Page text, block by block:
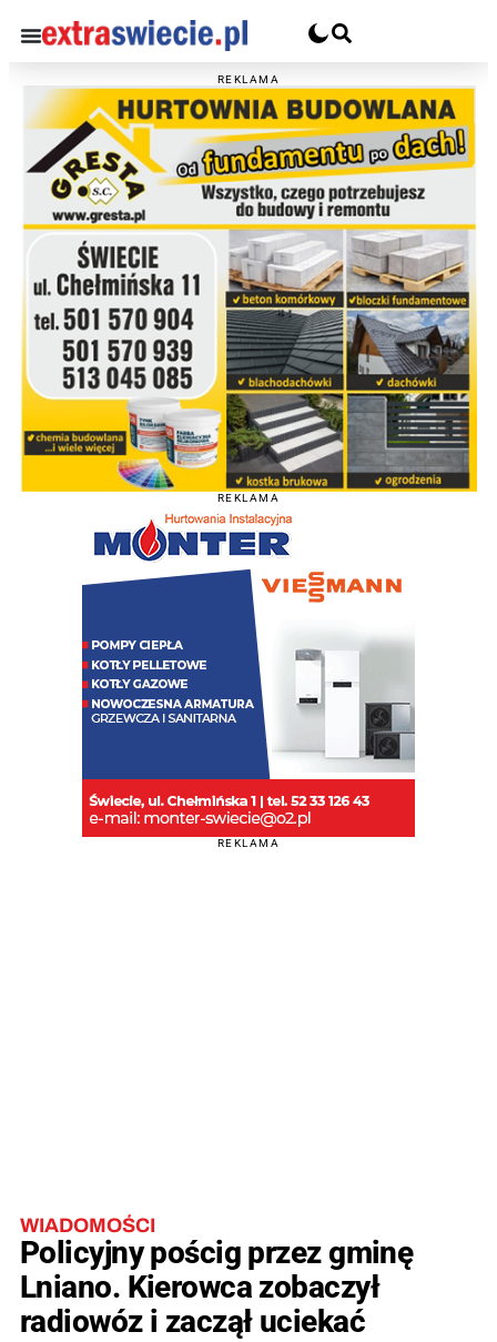
REKLAMA
REKLAMA
REKLAMA
WIADOMOŚCI
Policyjny pościg przez gminę
Lniano. Kierowca zobaczył
radiowóz i zaczął uciekać